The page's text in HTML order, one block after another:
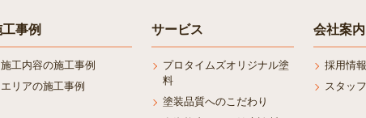
事例
施工内容の施工事例
エリアの施工事例
サービス
プロタイムズオリジナル塗
料
塗装品質へのこだわり
会社案内
採用情報
スタッフ